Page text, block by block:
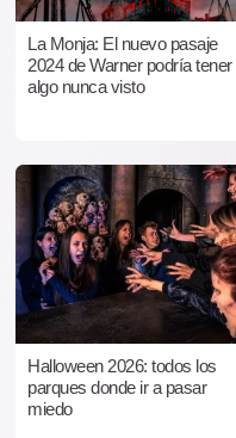
La Monja: El nuevo pasaje
2024 de Warner podría tener
algo nunca visto
Halloween 2026: todos los
parques donde ir a pasar
miedo